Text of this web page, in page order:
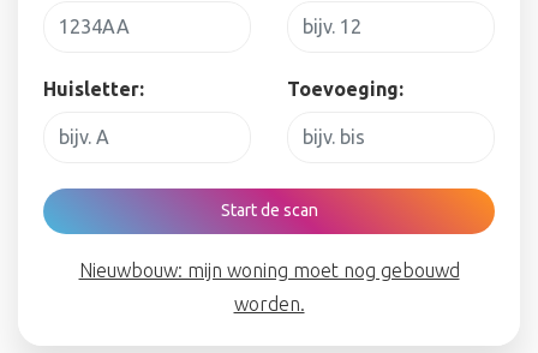
Huisletter: Toevoeging:
Start de scan
Nieuwbouw: mijn woning moet nog gebouwd
worden.